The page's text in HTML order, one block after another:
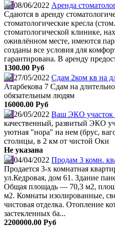
08/06/2022 Аренда
Сдаются в аренду
стоматологические кресла
стоматологической клинике,
оживлённом месте, имеются
созданы все условия для
гарантирована. В аренду
1300.00 Руб
27/05/2022 Сдам 2ком кв на
Атарбекова 7 Сдам на
обязательным людям
16000.00 Руб
26/05/2022 Ваш ЭКО участок
качественный, развитый ЭКО
уютная "нора" на нем (брус,
столицы, в 2 км от чистой Оки
Не указана
04/04/2022 Продам 3 комн.
Продается 3-х комнатная
ул.Кедровая, дом 61. Здание
Общая площадь — 70,3 м2,
м2. Комнаты изолированные,
чистовая отделка. Отопление
застекленных ба...
2200000.00 Руб